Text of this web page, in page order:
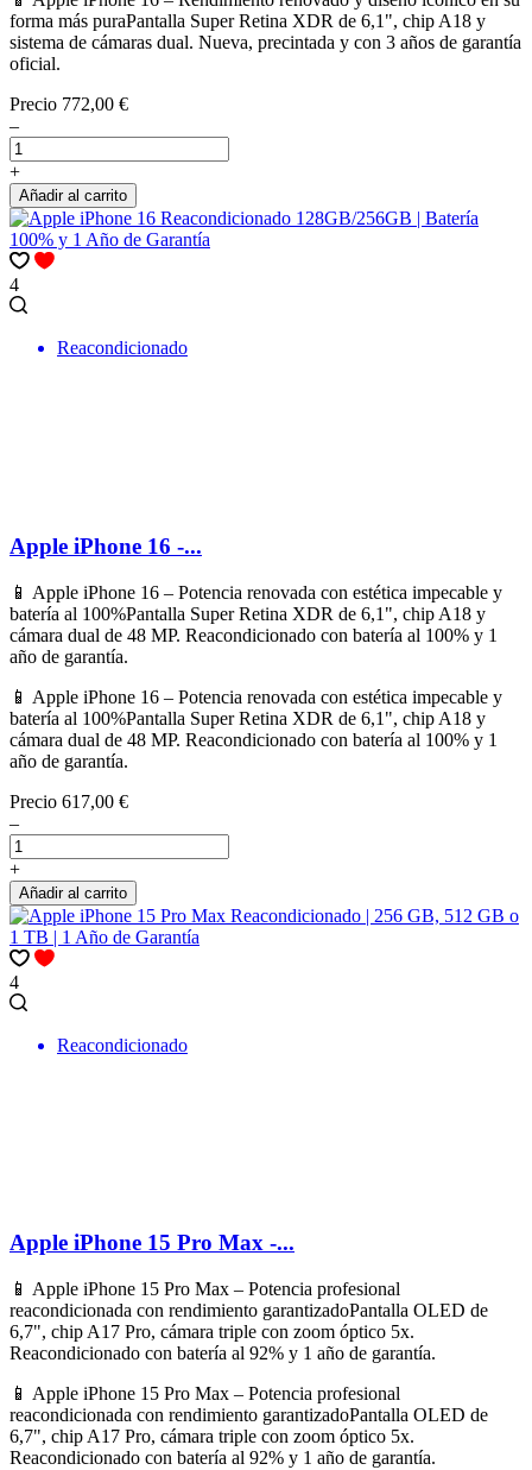
forma más puraPantalla Super Retina XDR de 6,1", chip A18 y
sistema de cámaras dual. Nueva, precintada y con 3 años de garantía
oficial.
Precio 772,00 €
–
+
Añadir al carrito
4
Reacondicionado
Apple iPhone 16 -...
📱 Apple iPhone 16 – Potencia renovada con estética impecable y
batería al 100%Pantalla Super Retina XDR de 6,1", chip A18 y
cámara dual de 48 MP. Reacondicionado con batería al 100% y 1
año de garantía.
📱 Apple iPhone 16 – Potencia renovada con estética impecable y
batería al 100%Pantalla Super Retina XDR de 6,1", chip A18 y
cámara dual de 48 MP. Reacondicionado con batería al 100% y 1
año de garantía.
Precio 617,00 €
–
+
Añadir al carrito
4
Reacondicionado
Apple iPhone 15 Pro Max -...
📱 Apple iPhone 15 Pro Max – Potencia profesional
reacondicionada con rendimiento garantizadoPantalla OLED de
6,7", chip A17 Pro, cámara triple con zoom óptico 5x.
Reacondicionado con batería al 92% y 1 año de garantía.
📱 Apple iPhone 15 Pro Max – Potencia profesional
reacondicionada con rendimiento garantizadoPantalla OLED de
6,7", chip A17 Pro, cámara triple con zoom óptico 5x.
Reacondicionado con batería al 92% y 1 año de garantía.